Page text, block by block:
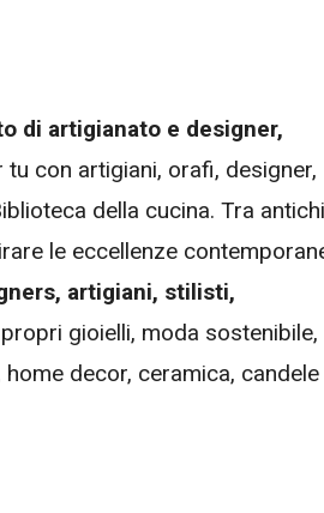
di artigianato e designer,
con artigiani, orafi, designer,
della cucina. Tra antichi
le eccellenze
artigiani, stilisti,
gioielli, moda sostenibile,
decor, ceramica, candele